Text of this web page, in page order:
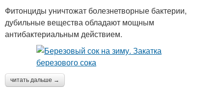
Фитонциды уничтожат болезнетворные бактерии,
дубильные вещества обладают мощным
антибактериальным действием.
читать дальше →